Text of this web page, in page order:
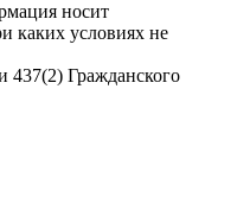
носит
каких условиях не
437(2) Гражданского